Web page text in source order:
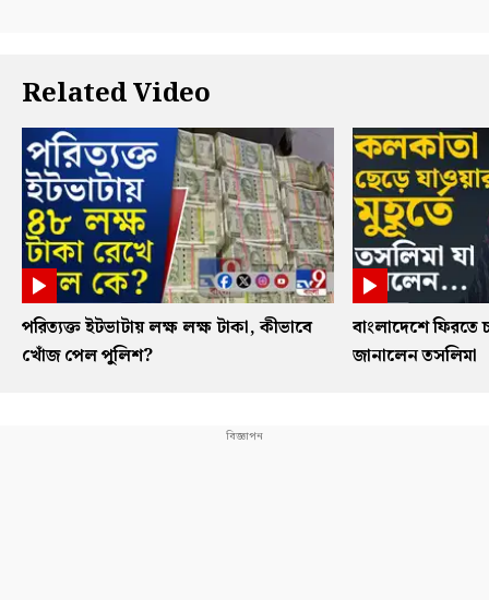
Related Video
পরিত্যক্ত ইটভাটায় লক্ষ লক্ষ টাকা, কীভাবে
খোঁজ পেল পুলিশ?
বাংলাদেশে ফিরতে
জানালেন তসলিমা